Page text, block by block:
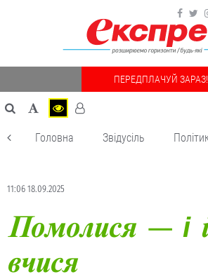
ПЕРЕДПЛАЧУЙ ЗАРАЗ!
Головна Звідусіль
11:06 18.09.2025
Помолися — і
вчися